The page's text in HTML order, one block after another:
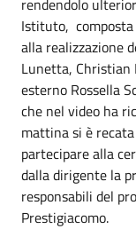
Istituto,
alla realizzazione
Lunetta, Christian
esterno Rossella
che nel video ha
mattina si è
partecipare alla
dalla dirigente la
responsabili del
Prestigiacomo.